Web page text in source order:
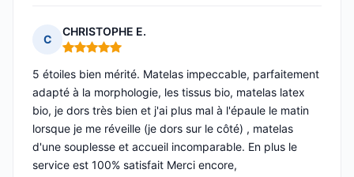
C
CHRISTOPHE E.
Note : 5 sur 5
5 étoiles bien mérité. Matelas impeccable, parfaitement
adapté à la morphologie, les tissus bio, matelas latex
bio, je dors très bien et j'ai plus mal à l'épaule le matin
lorsque je me réveille (je dors sur le côté) , matelas
d'une souplesse et accueil incomparable. En plus le
service est 100% satisfait Merci encore,